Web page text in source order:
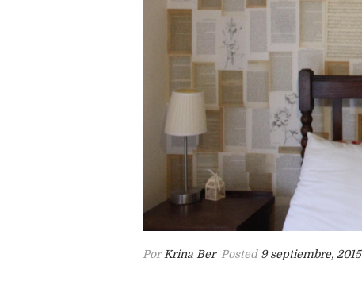
Por Krina Ber Posted 9 septiembre, 2015